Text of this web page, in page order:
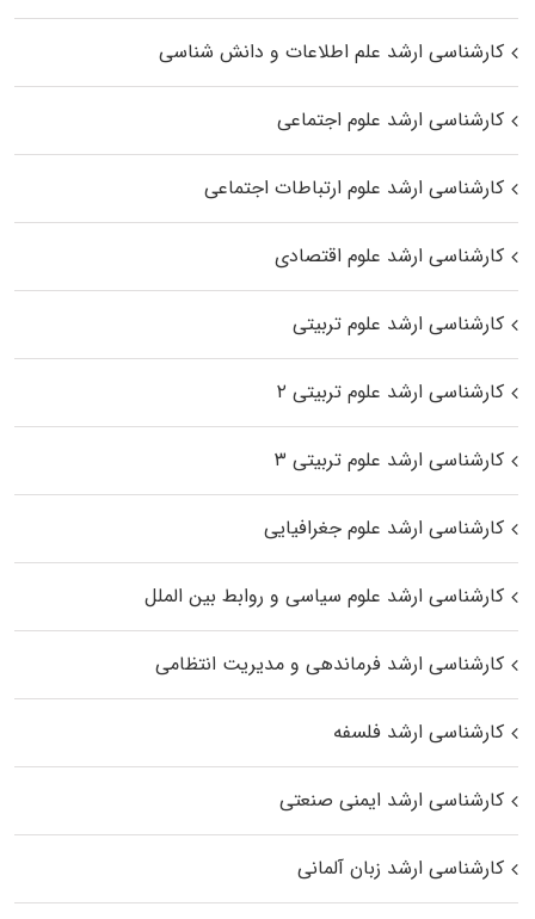
کارشناسی ارشد علم اطلاعات و دانش شناسی
کارشناسی ارشد علوم اجتماعی
کارشناسی ارشد علوم ارتباطات اجتماعی
کارشناسی ارشد علوم اقتصادی
کارشناسی ارشد علوم تربیتی
کارشناسی ارشد علوم تربیتی ۲
کارشناسی ارشد علوم تربیتی ۳
کارشناسی ارشد علوم جغرافیایی
کارشناسی ارشد علوم سیاسی و روابط بین الملل
کارشناسی ارشد فرماندهی و مدیریت انتظامی
کارشناسی ارشد فلسفه
کارشناسی ارشد ایمنی صنعتی
کارشناسی ارشد زبان آلمانی